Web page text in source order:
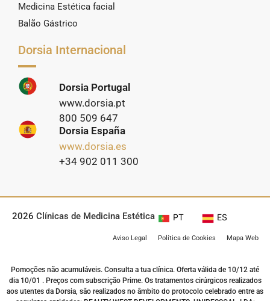
Medicina Estética facial
Balão Gástrico
Dorsia Internacional
Dorsia Portugal
www.dorsia.pt
800 509 647
Dorsia España
www.dorsia.es
+34 902 011 300
2026 Clínicas de Medicina Estética PT ES
Aviso Legal Política de Cookies Mapa Web
Pomoções não acumuláveis. Consulta a tua clínica. Oferta válida de 10/12 até
dia 10/01 . Preços com subscrição Prime. Os tratamentos cirúrgicos realizados
aos utentes da Dorsia, são realizados no âmbito do protocolo celebrado entre as